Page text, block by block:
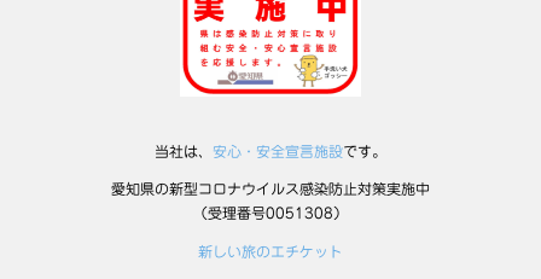
当社は、 安心・安全宣言施設です。
愛知県の新型コロナウイルス感染防止対策実施中
（受理番号0051308）
新しい旅のエチケット